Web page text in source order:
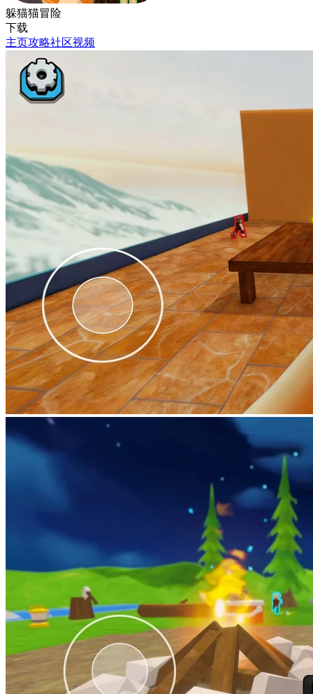
躲猫猫冒险
下载
主页攻略社区视频